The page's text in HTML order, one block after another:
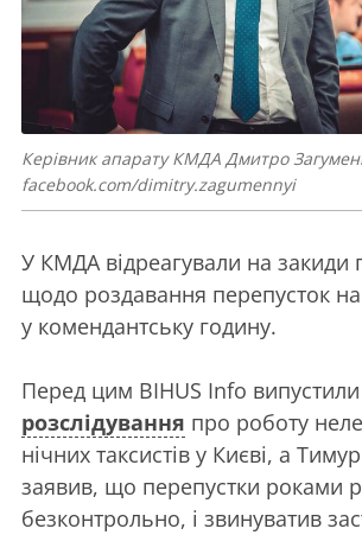
Керівник апарату КМДА Дмитро
facebook.com/dimitry.zagumennyi
У КМДА відреагували на
щодо роздавання перепусток
у комендантську годину.
Перед цим BIHUS Info випустили
розслідування про роботу
нічних таксистів у Києві, а
заявив, що перепустки роками
безконтрольно, і звинуватив